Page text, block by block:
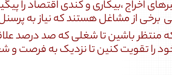
اخراج ،بیکاری و کندی اقتصاد را
برخی از مشاغل هستند که نیاز به
منتظر باشین تا شغلی که صد درصد
را تقویت کنین تا نزدیک به فرصت و